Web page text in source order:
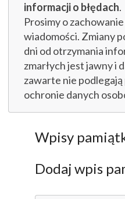
informacji o błędach.
Prosimy o
wiadomości. Zmiany
dni od otrzymania
zmarłych jest jawny i
zawarte nie
ochronie danych
Wpisy
Dodaj wpis